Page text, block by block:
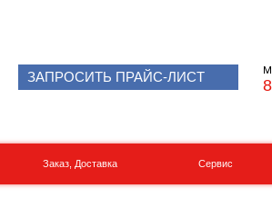
ЗАПРОСИТЬ ПРАЙС-ЛИСТ
Заказ, Доставка Сервис